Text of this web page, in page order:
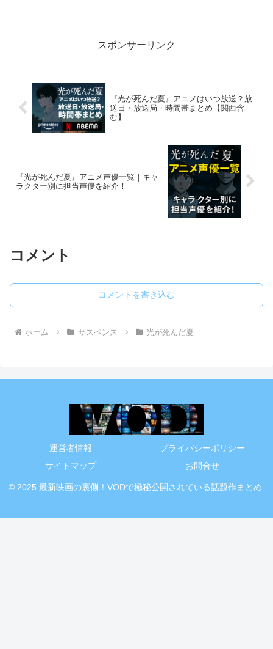
スポンサーリンク
『光が死んだ夏』アニメはいつ放送？放
送日・放送局・時間帯まとめ【関西含
む】
『光が死んだ夏』アニメ声優一覧｜キャ
ラクター別に担当声優を紹介！
コメント
コメントを書き込む
ホーム サスペンス 光が死んだ夏
運営者情報
プライバシーポリシー
サイトマップ
お問合せ
© 2025 最新映画の裏側！VODで極秘公開されている話題作まとめ.